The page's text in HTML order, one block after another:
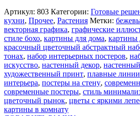
Артикул: 803 Категории: Готовые
кухни, Прочее, Растения Метки:
векторная графика, графические
стиле бохо, картины для дома, картины
красочный цветочный абстрактный
тонах, набор интерьерных постеров,
искусство, настенный декор,
художественный принт, плавные линии
интерьера, постеры на стену,
современные постеры, стиль
цветочный рынок, цветы с яркими
картины в комнату